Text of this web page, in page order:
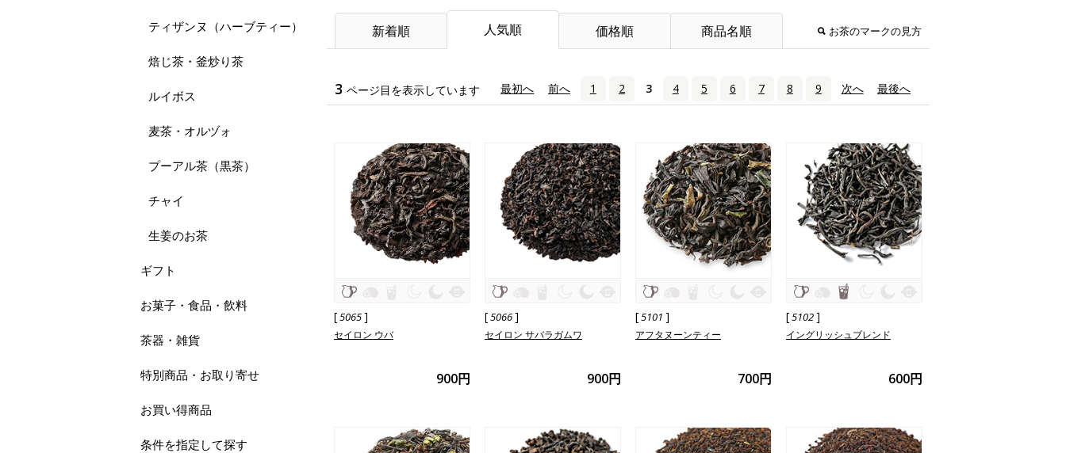
新着順 人気順 価格順 商品名順 お茶のマークの見方
3 ページ目を表示しています 最初へ 前へ 1 2 3 4 5 6 7 8 9 次へ 最後へ
[5065]
セイロン ウバ
900円
[5066]
セイロン サバラガムワ
900円
[5101 ]
アフタヌーンティー
700円
[5102]
イングリッシュブレンド
600円
ティザンヌ（ハーブティー）
焙じ茶・釜炒り茶
ルイボス
麦茶・オルヅォ
プーアル茶（黒茶）
チャイ
生姜のお茶
ギフト
お菓子・食品・飲料
茶器・雑貨
特別商品・お取り寄せ
お買い得商品
条件を指定して探す